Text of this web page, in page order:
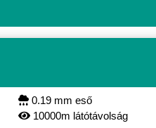
0.19 mm eső
10000m látótávolság